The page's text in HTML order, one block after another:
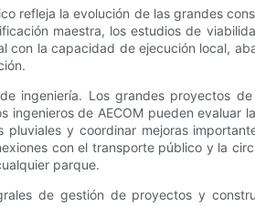
refleja la evolución de las grandes
maestra, los estudios de
la capacidad de ejecución local,
ingeniería. Los grandes proyectos
de AECOM pueden
y coordinar mejoras
con el transporte público y la
parque.
de gestión de proyectos y